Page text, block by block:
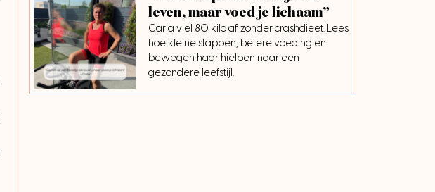
leven, maar voed je lichaam”
Carla viel 80 kilo af zonder crashdieet. Lees
hoe kleine stappen, betere voeding en
bewegen haar hielpen naar een
gezondere leefstijl.